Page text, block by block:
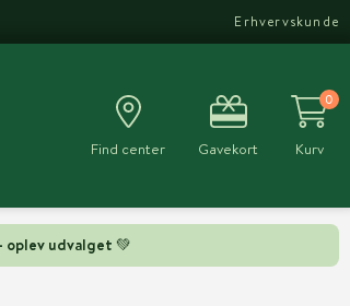
udvalget 💚
Erhvervskunde
Find center Gavekort
0
Kurv